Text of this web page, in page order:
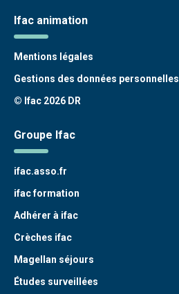
Ifac animation
Mentions légales
Gestions des données personnelles
© Ifac 2026 DR
Groupe Ifac
ifac.asso.fr
ifac formation
Adhérer à ifac
Crèches ifac
Magellan séjours
Études surveillées